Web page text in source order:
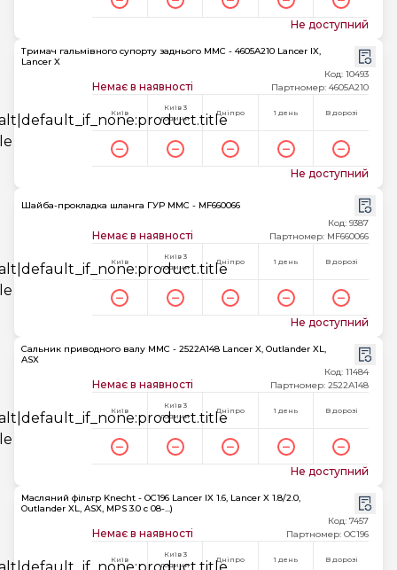
Не доступний
Тримач гальмівного супорту заднього MMC - 4605A210 Lancer IX,
Lancer X
Немає в наявності
Код: 10493
Партномер: 4605A210
Київ
Київ 3
години
Дніпро 1 день В дорозі
Не доступний
Шайба-прокладка шланга ГУР MMC - MF660066
Немає в наявності
Код: 9387
Партномер: MF660066
Київ
Київ 3
години
Дніпро 1 день В дорозі
Не доступний
Сальник приводного валу MMC - 2522A148 Lancer X, Outlander XL,
ASX
Немає в наявності
Код: 11484
Партномер: 2522A148
Київ
Київ 3
години
Дніпро 1 день В дорозі
Не доступний
Масляний фільтр Knecht - OC196 Lancer IX 1.6, Lancer X 1.8/2.0,
Outlander XL, ASX, MPS 3.0 c 08-...)
Немає в наявності
Код: 7457
Партномер: OC196
Київ
Київ 3
години
Дніпро 1 день В дорозі